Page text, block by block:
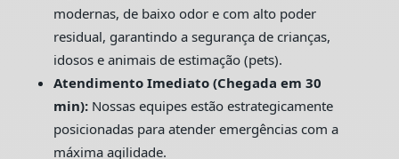
modernas, de baixo odor e com alto poder
residual, garantindo a segurança de crianças,
idosos e animais de estimação (pets).
Atendimento Imediato (Chegada em 30
min):Nossas equipes estão estrategicamente
posicionadas para atender emergências com a
máxima agilidade.